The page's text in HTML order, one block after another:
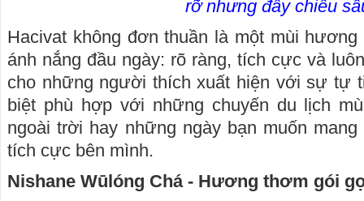
rỡ nhưng đầy chiều
Hacivat không đơn thuần là một mùi
ánh nắng đầu ngày: rõ ràng, tích cực và
cho những người thích xuất hiện với sự tự
biệt phù hợp với những chuyến du lịch
ngoài trời hay những ngày bạn muốn
tích cực bên mình.
Nishane Wūlóng Chá - Hương thơm gói